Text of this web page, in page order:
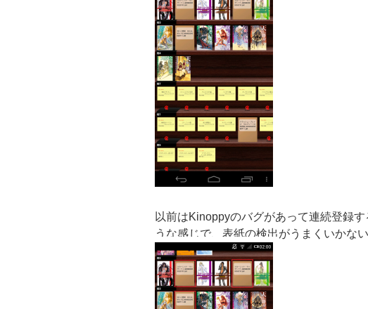
以前はKinoppyのバグがあって連続登録
うな感じで、表紙の検出がうまくいかな